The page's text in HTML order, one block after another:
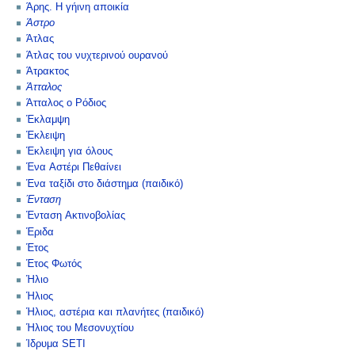
Άρης. Η γήινη αποικία
Άστρο
Άτλας
Άτλας του νυχτερινού ουρανού
Άτρακτος
Άτταλος
Άτταλος ο Ρόδιος
Έκλαμψη
Έκλειψη
Έκλειψη για όλους
Ένα Αστέρι Πεθαίνει
Ένα ταξίδι στο διάστημα (παιδικό)
Ένταση
Ένταση Ακτινοβολίας
Έριδα
Έτος
Έτος Φωτός
Ήλιο
Ήλιος
Ήλιος, αστέρια και πλανήτες (παιδικό)
Ήλιος του Μεσονυχτίου
Ίδρυμα SETI